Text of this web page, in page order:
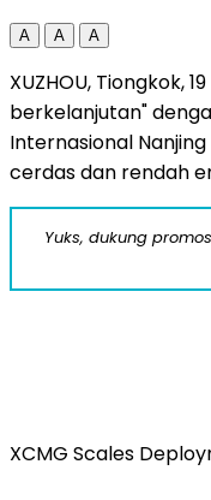
A A A
XUZHOU, Tiongkok,
berkelanjutan"
Internasional
cerdas dan rendah
Yuks, dukung
XCMG Scales